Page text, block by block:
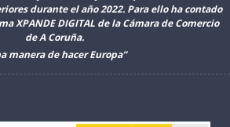
durante el año 2022. Para ello ha contado
XPANDE DIGITAL de la Cámara de Comercio
de A Coruña.
manera de hacer Europa”